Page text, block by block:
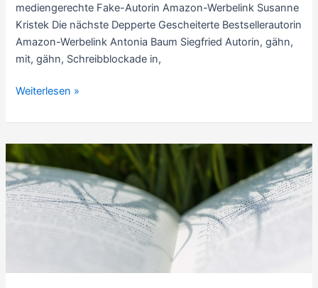
mediengerechte Fake-Autorin Amazon-Werbelink Susanne
Kristek Die nächste Depperte Gescheiterte Bestsellerautorin
Amazon-Werbelink Antonia Baum Siegfried Autorin, gähn,
mit, gähn, Schreib­blockade in,
2023:
schreiben
nur
noch
Romane
über
Romane
Weiterlesen »